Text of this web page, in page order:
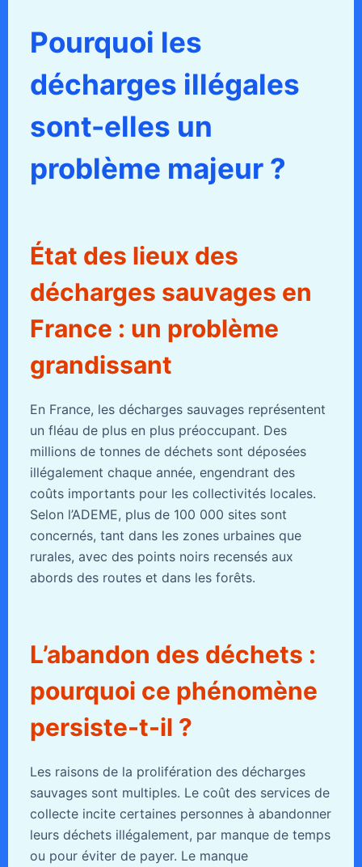
Pourquoi les
décharges illégales
sont-elles un
problème majeur ?
État des lieux des
décharges sauvages en
France : un problème
grandissant
En France, les décharges sauvages représentent
un fléau de plus en plus préoccupant. Des
millions de tonnes de déchets sont déposées
illégalement chaque année, engendrant des
coûts importants pour les collectivités locales.
Selon l’ADEME, plus de 100 000 sites sont
concernés, tant dans les zones urbaines que
rurales, avec des points noirs recensés aux
abords des routes et dans les forêts.
L’abandon des déchets :
pourquoi ce phénomène
persiste-t-il ?
Les raisons de la prolifération des décharges
sauvages sont multiples. Le coût des services de
collecte incite certaines personnes à abandonner
leurs déchets illégalement, par manque de temps
ou pour éviter de payer. Le manque